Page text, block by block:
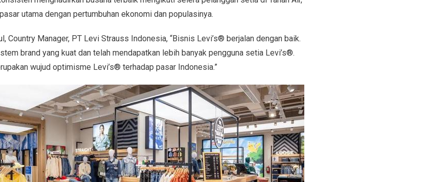
utama dengan pertumbuhan ekonomi dan populasinya.
Country Manager, PT Levi Strauss Indonesia, “Bisnis Levi’s® berjalan dengan baik.
brand yang kuat dan telah mendapatkan lebih banyak pengguna setia Levi’s®.
wujud optimisme Levi’s® terhadap pasar Indonesia.”